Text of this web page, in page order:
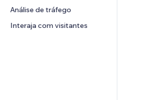
Análise de tráfego
Interaja com visitantes